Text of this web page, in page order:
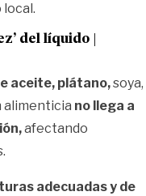
local.
del líquido |
aceite, plátano,soya,
alimenticia no llega a
afectando
adecuadas y de